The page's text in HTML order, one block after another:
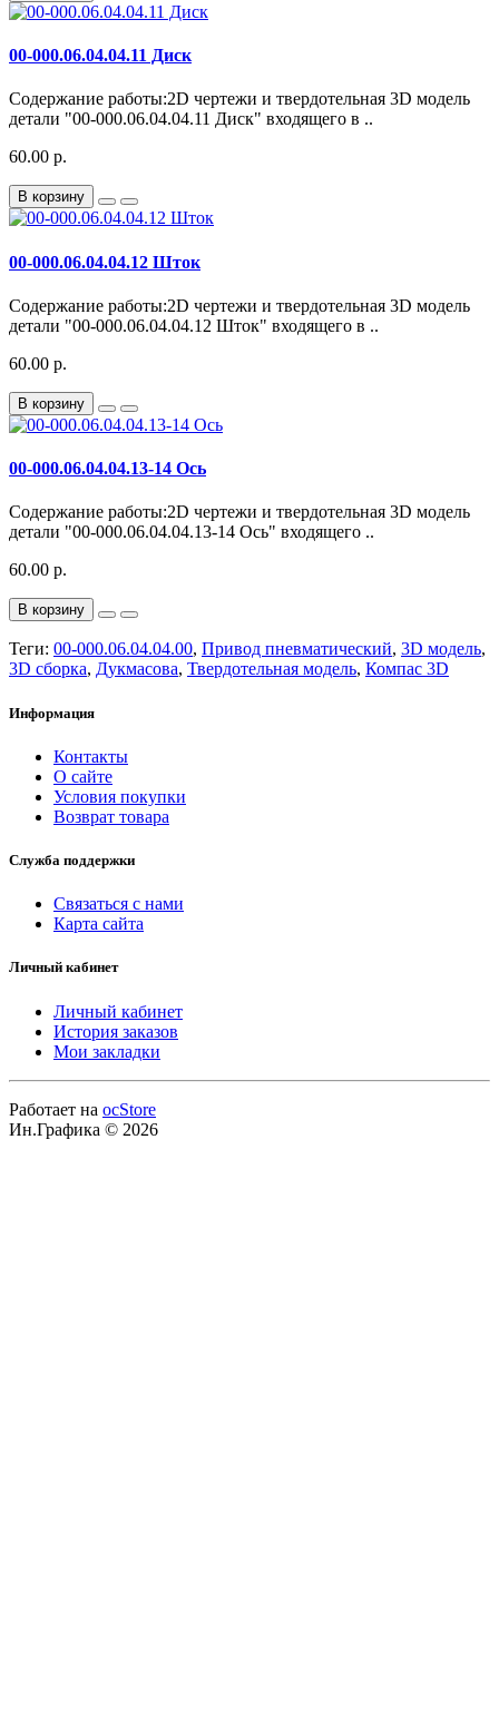
00-000.06.04.04.11 Диск
Содержание работы:2D чертежи и твердотельная 3D модель
детали "00-000.06.04.04.11 Диск" входящего в ..
60.00 р.
В корзину
00-000.06.04.04.12 Шток
Содержание работы:2D чертежи и твердотельная 3D модель
детали "00-000.06.04.04.12 Шток" входящего в ..
60.00 р.
В корзину
00-000.06.04.04.13-14 Ось
Содержание работы:2D чертежи и твердотельная 3D модель
детали "00-000.06.04.04.13-14 Ось" входящего ..
60.00 р.
В корзину
Теги: 00-000.06.04.04.00, Привод пневматический, 3D модель,
3D сборка, Дукмасова, Твердотельная модель, Компас 3D
Информация
Контакты
О сайте
Условия покупки
Возврат товара
Служба поддержки
Связаться с нами
Карта сайта
Личный кабинет
Личный кабинет
История заказов
Мои закладки
Работает на ocStore
Ин.Графика © 2026